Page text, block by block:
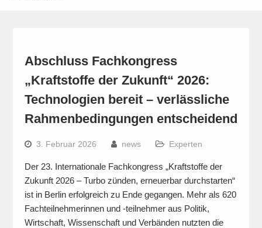
Abschluss Fachkongress
„Kraftstoffe der Zukunft“ 2026:
Technologien bereit – verlässliche
Rahmenbedingungen entscheidend
3. Februar 2026 news Experten
Der 23. Internationale Fachkongress „Kraftstoffe der
Zukunft 2026 – Turbo zünden, erneuerbar durchstarten“
ist in Berlin erfolgreich zu Ende gegangen. Mehr als 620
Fachteilnehmerinnen und -teilnehmer aus Politik,
Wirtschaft, Wissenschaft und Verbänden nutzten die